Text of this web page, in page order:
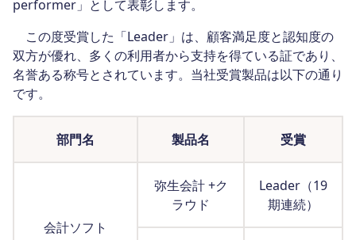
performer」として表彰します。
この度受賞した「Leader」は、顧客満足度と認知度の
双方が優れ、多くの利用者から支持を得ている証であり、
名誉ある称号とされています。当社受賞製品は以下の通り
です。
部門名 製品名 受賞
会計ソフト
弥生会計 +ク
ラウド
Leader（19
期連続）